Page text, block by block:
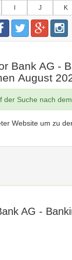
J K
Bank AG -
August
der Suche nach
Website um zu
AG -